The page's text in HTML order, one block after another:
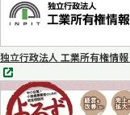
ブ
で
く
独立行政法人 工業所有権情